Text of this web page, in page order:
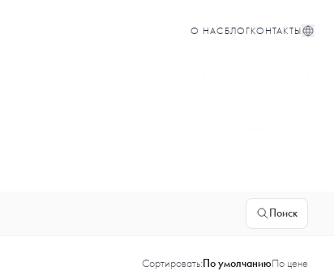
О НАС БЛОГКОНТАКТЫ
Поиск
Сортировать:По умолчаниюПо цене